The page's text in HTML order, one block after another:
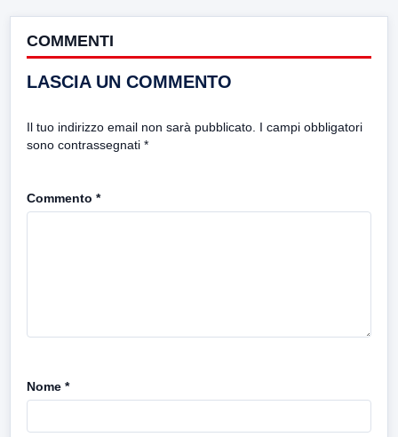
COMMENTI
LASCIA UN COMMENTO
Il tuo indirizzo email non sarà pubblicato. I campi obbligatori
sono contrassegnati *
Commento *
Nome *